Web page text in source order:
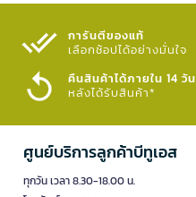
การันตีของแท้
เลือกช้อปได้อย่างมั่นใจ​
คืนสินค้าได้ภายใน 14 วัน
หลังได้รับสินค้า*
ศูนย์บริการลูกค้าบีทูเอส
ทุกวัน เวลา 8.30-18.00 น.